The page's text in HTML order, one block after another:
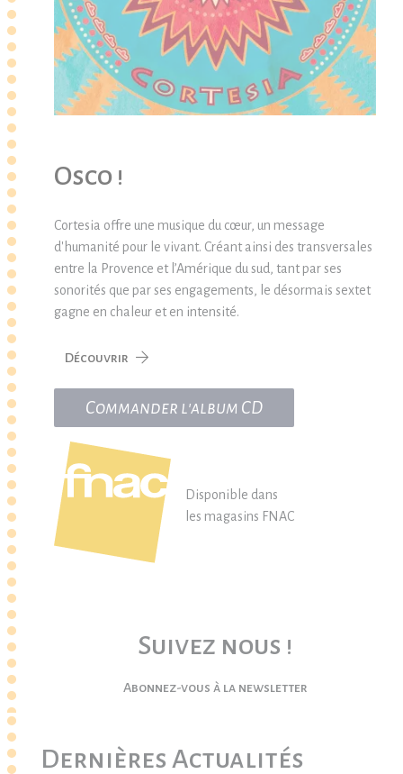
Osco !
Cortesia offre une musique du cœur, un message
d'humanité pour le vivant. Créant ainsi des transversales
entre la Provence et l’Amérique du sud, tant par ses
sonorités que par ses engagements, le désormais sextet
gagne en chaleur et en intensité.
Découvrir
Commander l'album CD
Disponible dans
les magasins FNAC
Suivez nous !
Abonnez-vous à la newsletter
Dernières Actualités